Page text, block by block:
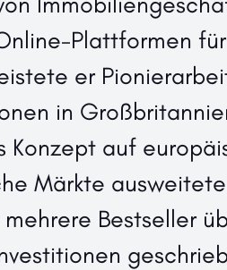
Plattformen für
er
in
Konzept auf
Märkte
Bestseller